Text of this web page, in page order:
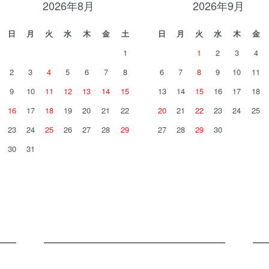
2026年8月
日 月 火 水 木 金
土
1
2
3 4 5 6 7
8
9
10 11 12 13 14
15
16
17 18 19 20 21
22
23
24 25 26 27 28
29
30
31
2026年9月
日 月 火 水 木 金
1
2 3 4
6
7 8 9 10 11
13
14 15 16 17 18
20
21 22 23 24 25
27
28 29 30